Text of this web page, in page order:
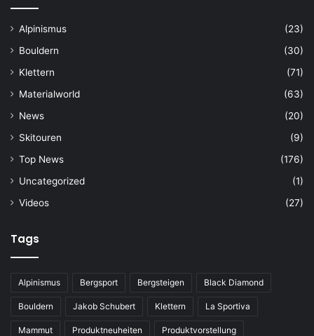
Alpinismus
(23)
Bouldern
(30)
Klettern
(71)
Materialworld
(63)
News
(20)
Skitouren
(9)
Top News
(176)
Uncategorized
(1)
Videos
(27)
Tags
Alpinismus Bergsport Bergsteigen Black Diamond
Bouldern Jakob Schubert Klettern La Sportiva
Mammut Produktneuheiten Produktvorstellung